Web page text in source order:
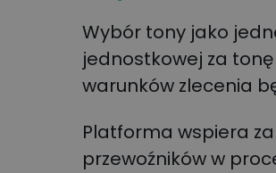
Wybór tony jako
jednostkowej za
warunków zlecenia
Platforma wspiera
przewoźników w